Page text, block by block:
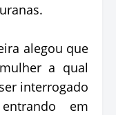
alegou que
a qual
interrogado
em